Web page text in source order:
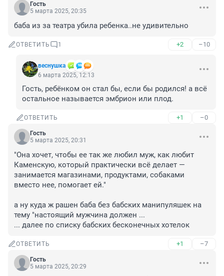
Гость
5 марта 2025, 20:35
баба из за театра убила ребенка..не удивительно
ОТВЕТИТЬ 1 +2 –10
веснушка
6 марта 2025, 12:13
Гость, ребёнком он стал бы, если бы родился! а всё
остальное называется эмбрион или плод.
ОТВЕТИТЬ +1 –0
Гость
5 марта 2025, 20:31
"Она хочет, чтобы ее так же любил муж, как любит
Каменскую, который практически всё делает —
занимается магазинами, продуктами, собаками
вместо нее, помогает ей."
а ну куда ж рашен баба без бабских манипуляшек на
тему "настоящий мужчина должен ...
... далее по списку бабских бесконечных хотелок
ОТВЕТИТЬ +1 –7
Гость
5 марта 2025, 20:29